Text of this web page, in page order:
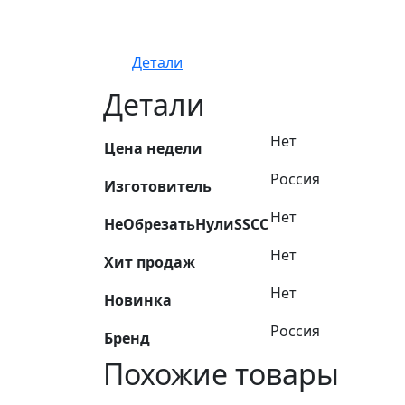
Детали
Детали
Цена недели Нет
Изготовитель Россия
НеОбрезатьНулиSSCCНет
Хит продаж Нет
Новинка Нет
Бренд Россия
Похожие товары